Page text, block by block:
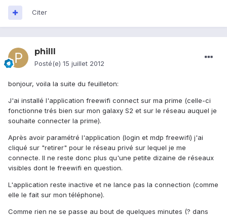
Citer
philll
Posté(e) 15 juillet 2012
bonjour, voila la suite du feuilleton:
J'ai installé l'application freewifi connect sur ma prime (celle-ci
fonctionne trés bien sur mon galaxy S2 et sur le réseau auquel je
souhaite connecter la prime).
Après avoir paramétré l'application (login et mdp freewifi) j'ai
cliqué sur "retirer" pour le réseau privé sur lequel je me
connecte. Il ne reste donc plus qu'une petite dizaine de réseaux
visibles dont le freewifi en question.
L'application reste inactive et ne lance pas la connection (comme
elle le fait sur mon téléphone).
Comme rien ne se passe au bout de quelques minutes (? dans